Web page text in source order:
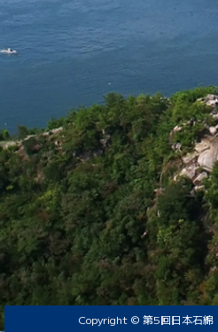
Copyright © 第5回日本石綿